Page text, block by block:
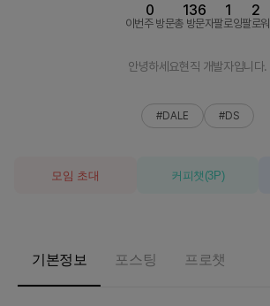
이번주 방문
0
총 방문자
136
팔로잉
1
팔로워
2
안녕하세요현직 개발자입니다.
#DALE #DS
모임 초대 커피챗 (3P)
기본정보 포스팅 프로챗